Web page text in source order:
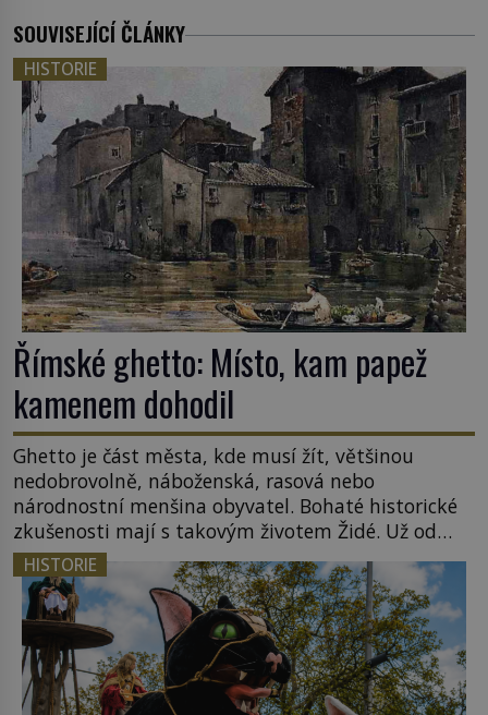
SOUVISEJÍCÍ ČLÁNKY
HISTORIE
Římské ghetto: Místo, kam papež
kamenem dohodil
Ghetto je část města, kde musí žít, většinou
nedobrovolně, náboženská, rasová nebo
národnostní menšina obyvatel. Bohaté historické
zkušenosti mají s takovým životem Židé. Už od
středověku jsou totiž v každou chvíli nuceni v
nějakém žít. Mezi ty nejslavnější patří i římské
ghetto založené v roce 1555. Pokud jde o vztah
k Židům, nemá se Řím čím chlubit. […]
HISTORIE